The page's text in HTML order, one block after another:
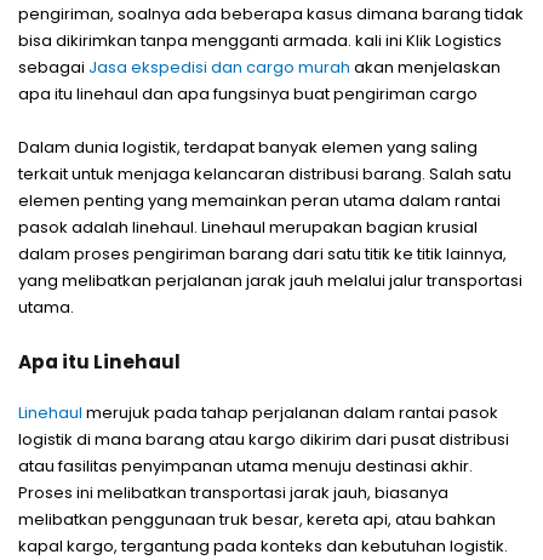
pengiriman, soalnya ada beberapa kasus dimana barang tidak
bisa dikirimkan tanpa mengganti armada. kali ini Klik Logistics
sebagai Jasa ekspedisi dan cargo murah akan menjelaskan
apa itu linehaul dan apa fungsinya buat pengiriman cargo
Dalam dunia logistik, terdapat banyak elemen yang saling
terkait untuk menjaga kelancaran distribusi barang. Salah satu
elemen penting yang memainkan peran utama dalam rantai
pasok adalah linehaul. Linehaul merupakan bagian krusial
dalam proses pengiriman barang dari satu titik ke titik lainnya,
yang melibatkan perjalanan jarak jauh melalui jalur transportasi
utama.
Apa itu Linehaul
Linehaul merujuk pada tahap perjalanan dalam rantai pasok
logistik di mana barang atau kargo dikirim dari pusat distribusi
atau fasilitas penyimpanan utama menuju destinasi akhir.
Proses ini melibatkan transportasi jarak jauh, biasanya
melibatkan penggunaan truk besar, kereta api, atau bahkan
kapal kargo, tergantung pada konteks dan kebutuhan logistik.